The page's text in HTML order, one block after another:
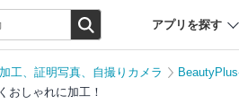
アプリを探す
工、証明写真、自撮りカメラ
おしゃれに加工！